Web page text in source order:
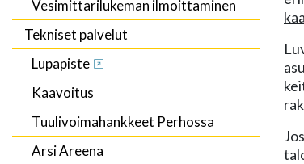
Vesimittarilukeman ilmoittaminen
Tekniset palvelut
Lupapiste
Kaavoitus
Tuulivoimahankkeet Perhossa
Arsi Areena